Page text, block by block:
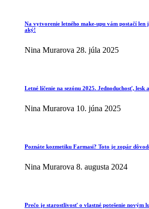
Na vytvorenie letného make-upu vám postačí len
aký!
Nina Murarova 28. júla 2025
Letné líčenie na sezónu 2025. Jednoduchosť,
Nina Murarova 10. júna 2025
Poznáte kozmetiku Farmasi? Toto je zopár
Nina Murarova 8. augusta 2024
Prečo je starostlivosť o vlastné potešenie novým